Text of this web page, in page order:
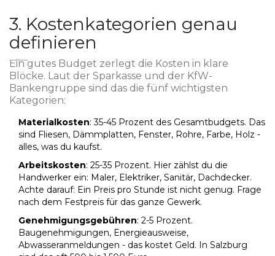
3. Kostenkategorien genau
definieren
Ein gutes Budget zerlegt die Kosten in klare
Blöcke. Laut der Sparkasse und der KfW-
Bankengruppe sind das die fünf wichtigsten
Kategorien:
Materialkosten: 35-45 Prozent des Gesamtbudgets. Das
sind Fliesen, Dämmplatten, Fenster, Rohre, Farbe, Holz -
alles, was du kaufst.
Arbeitskosten: 25-35 Prozent. Hier zählst du die
Handwerker ein: Maler, Elektriker, Sanitär, Dachdecker.
Achte darauf: Ein Preis pro Stunde ist nicht genug. Frage
nach dem Festpreis für das ganze Gewerk.
Genehmigungsgebühren: 2-5 Prozent.
Baugenehmigungen, Energieausweise,
Abwasseranmeldungen - das kostet Geld. In Salzburg